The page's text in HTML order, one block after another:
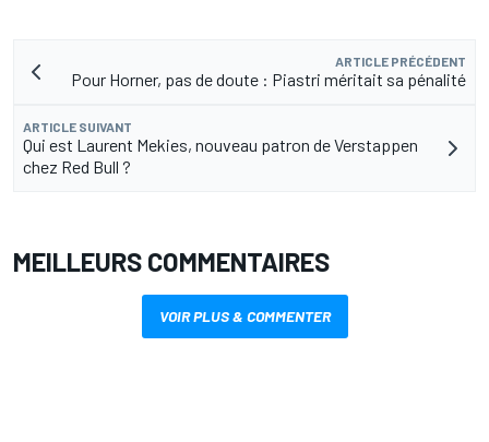
ARTICLE PRÉCÉDENT
Pour Horner, pas de doute : Piastri méritait sa pénalité
ARTICLE SUIVANT
Qui est Laurent Mekies, nouveau patron de Verstappen
chez Red Bull ?
MEILLEURS COMMENTAIRES
VOIR PLUS & COMMENTER